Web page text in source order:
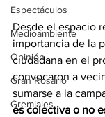
Espectáculos
Medioambiente
Opinión
Gran Rosario
Gremiales
Desde el espacio
importancia de la
ciudadana en el
convocaron a
sumarse a la
es colectiva o no